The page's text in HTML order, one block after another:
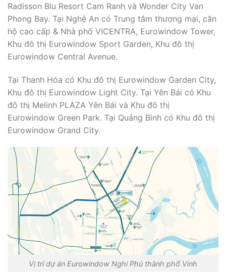
Radisson Blu Resort Cam Ranh và Wonder City Van
Phong Bay. Tại Nghệ An có Trung tâm thương mại, căn
hộ cao cấp & Nhà phố VICENTRA, Eurowindow Tower,
Khu đô thị Eurowindow Sport Garden, Khu đô thị
Eurowindow Central Avenue.
Tại Thanh Hóa có Khu đô thị Eurowindow Garden City,
Khu đô thị Eurowindow Light City. Tại Yên Bái có Khu
đô thị Melinh PLAZA Yên Bái và Khu đô thị
Eurowindow Green Park. Tại Quảng Bình có Khu đô thị
Eurowindow Grand City.
Vị trí dự án Eurowindow Nghi Phú thành phố Vinh